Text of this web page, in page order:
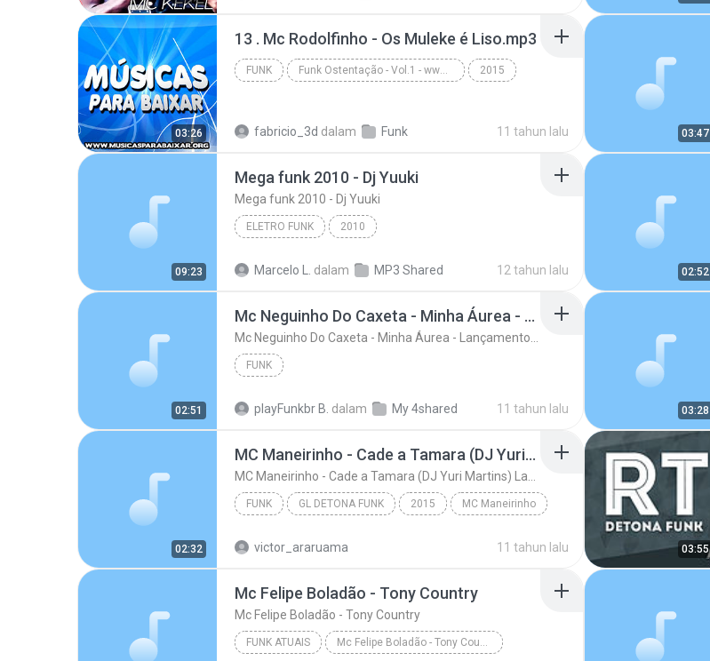
03:26
13 . Mc Rodolfinho - Os Muleke é Liso.mp3
FUNK Funk Ostentação - Vol.1 - www.musicasparabaixar.org 2015
fabricio_3d dalam Funk 11 tahun lalu 03:47
09:23
Mega funk 2010 - Dj Yuuki
Mega funk 2010 - Dj Yuuki
ELETRO FUNK 2010
Marcelo L. dalam MP3 Shared 12 tahun lalu 02:52
02:51
Mc Neguinho Do Caxeta - Minha Áurea - Lançamento 2015
FUNK
playFunkbr B. dalam My 4shared 11 tahun lalu 03:28
02:32
MC Maneirinho - Cade a Tamara (DJ Yuri Martins) Lançamento Oficial 2015
FUNK GL DETONA FUNK 2015 MC Maneirinho
victor_araruama 11 tahun lalu 03:55
Mc Felipe Boladão - Tony Country
Mc Felipe Boladão - Tony Country
FUNK ATUAIS Mc Felipe Boladão - Tony Country